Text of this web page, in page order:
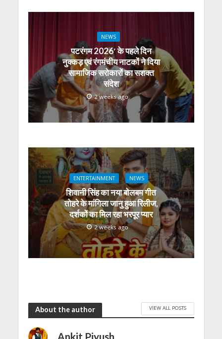
NEWS
पटरंगम 2026′ के पहले दिन
नुक्कड़ एवं रंगमंचीय नाटकों ने दिया
सामाजिक सरोकारों का सशक्त
संदेश
2 weeks ago
ENTERTAINMENT NEWS
शिवानी सिंह का नया बोलबम गीत
तोहरे के मांगिला जानु हुआ रिलीज,
दर्शकों का मिल रहा भरपूर प्यार
2 weeks ago
About the author VIEW ALL POSTS